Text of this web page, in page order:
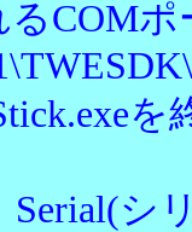
COM
Serial(